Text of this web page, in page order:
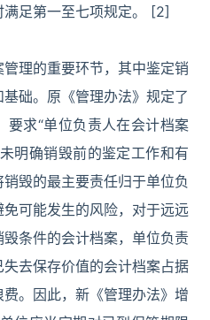
足第一至七项规定。 [2]
理的重要环节，其中鉴定销
础。原《管理办法》规定了
要求“单位负责人在会计档案
明确销毁前的鉴定工作和有
毁的最主要责任归于单位负
可能发生的风险，对于远远
条件的会计档案，单位负责
去保存价值的会计档案占据
。因此，新《管理办法》增